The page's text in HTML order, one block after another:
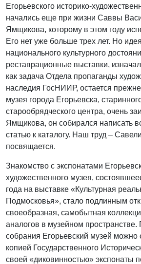
Егорьевского историко-
начались еще при жизни Саввы
Ямщикова, которому в этом году
Его нет уже больше трех лет. Но
национального культурного
реставрационные выставки,
как задача Отдела пропаганды
наследия ГосНИИР, остается
музея города Егорьевска,
старообрядческого центра, очень
Ямщикова, он собирался написать
статью к каталогу. Наш труд –
посвящается.
Знакомство с экспонатами
художественного музея,
года на выставке «Культурная
Подмосковья», стало подлинным
своеобразная, самобытная
аналогов в музейном пространстве.
собрания Егорьевский музей можно
копией Государственного
своей «диковинностью» экспонаты